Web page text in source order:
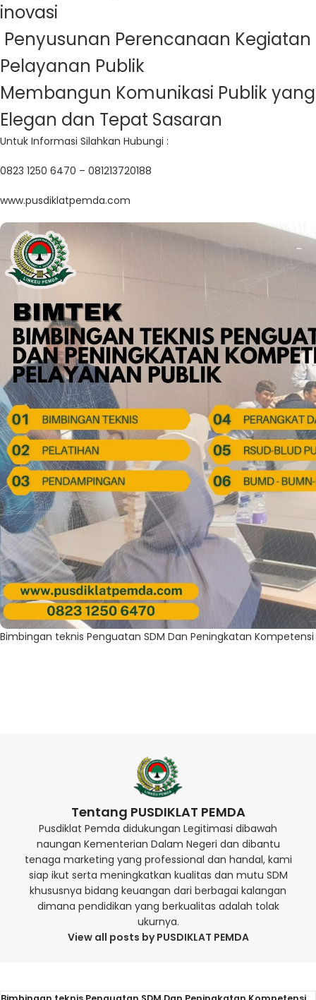
inovasi
Penyusunan Perencanaan Kegiatan
Pelayanan Publik
Membangun Komunikasi Publik yang
Elegan dan Tepat Sasaran
Untuk Informasi Silahkan Hubungi :
0823 1250 6470 – 081213720188
www.pusdiklatpemda.com
Bimbingan teknis Penguatan SDM Dan Peningkatan Kompetensi
Tentang PUSDIKLAT PEMDA
Pusdiklat Pemda didukungan Legitimasi dibawah
naungan Kementerian Dalam Negeri dan dibantu
tenaga marketing yang professional dan handal, kami
siap ikut serta meningkatkan kualitas dan mutu SDM
khususnya bidang keuangan dari berbagai kalangan
dimana pendidikan yang berkualitas adalah tolak
ukurnya.
View all posts by PUSDIKLAT PEMDA